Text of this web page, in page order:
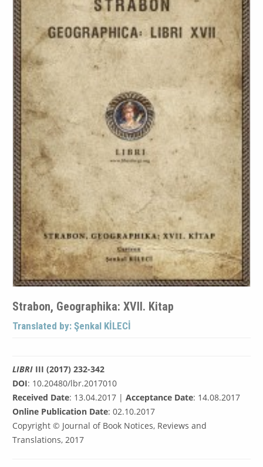
Strabon, Geographika: XVII. Kitap
Translated by: Şenkal KİLECİ
LIBRI III (2017) 232-342
DOI: 10.20480/lbr.2017010
Received Date: 13.04.2017 |Acceptance Date: 14.08.2017
Online Publication Date: 02.10.2017
Copyright © Journal of Book Notices, Reviews and
Translations, 2017